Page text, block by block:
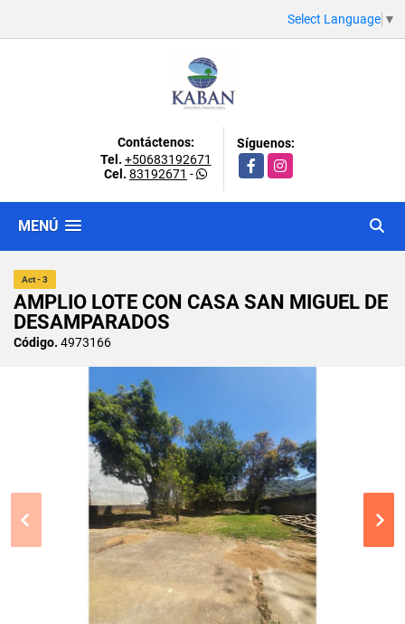
Select Language ▼
Contáctenos:
Tel. +50683192671
Cel. 83192671 -
Síguenos:
FacebookInstagram
MENÚ
Act - 3
AMPLIO LOTE CON CASA SAN MIGUEL DE
DESAMPARADOS
Código. 4973166